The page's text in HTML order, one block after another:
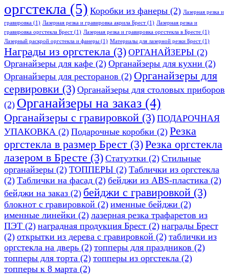
оргстекла (5) Коробки из фанеры (2) Лазерная резка и
гравировка (1) Лазерная резка и гравировка акрила Брест (1) Лазерная резка и
гравировка оргстекла Брест (1) Лазерная резка и гравировка оргстекла в Бресте (1)
Лазерный раскрой оргстекла и фанеры (1) Материалы для лазерной резки Брест (1)
Награды из оргстекла (3) ОРГАНАЙЗЕРЫ (2)
Органайзеры для кафе (2) Органайзеры для кухни (2)
Органайзеры для ресторанов (2) Органайзеры для
сервировки (3) Органайзеры для столовых приборов
(2) Органайзеры на заказ (4)
Органайзеры с гравировкой (3) ПОДАРОЧНАЯ
УПАКОВКА (2) Подарочные коробки (2) Резка
оргстекла в размер Брест (3)Резка оргстекла
лазером в Бресте (3) Статуэтки (2) Стильные
органайзеры (2) ТОППЕРЫ (2) Таблички из оргстекла
(2) Таблички на фасад (2) бейджи из ABS-пластика (2)
бейджи на заказ (2) бейджи с гравировкой (3)
блокнот с гравировкой (2) именные бейджи (2)
именные линейки (2) лазерная резка трафаретов из
ПЭТ (2) наградная продукция Брест (2) награды Брест
(2) открытки из дерева с гравировкой (2) таблички из
оргстекла на дверь (2) топперы для праздников (2)
топперы для торта (2) топперы из оргстекла (2)
топперы к 8 марта (2)